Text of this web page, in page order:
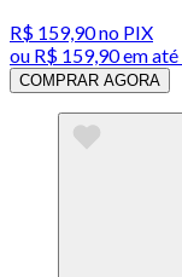
R$ 159,90no PIX
ou R$ 159,90em até
COMPRAR AGORA